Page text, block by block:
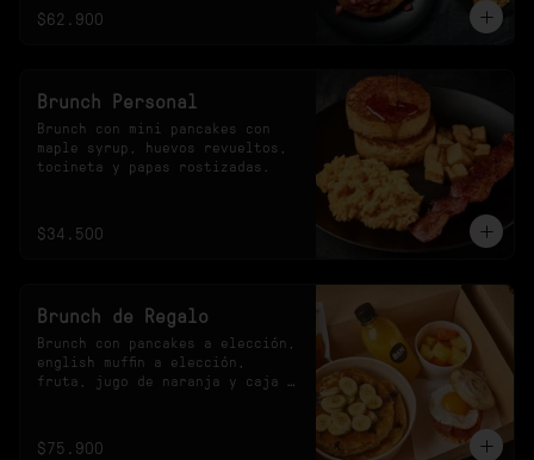
$62.900
Brunch Personal
Brunch con mini pancakes con
maple syrup, huevos revueltos,
tocineta y papas rostizadas.
$34.500
Brunch de Regalo
Brunch con pancakes a elección,
english muffin a elección,
fruta, jugo de naranja y caja
$75.900